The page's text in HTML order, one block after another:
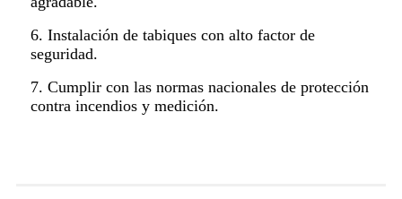
6. Instalación de tabiques con alto factor de
seguridad.
7. Cumplir con las normas nacionales de protección
contra incendios y medición.